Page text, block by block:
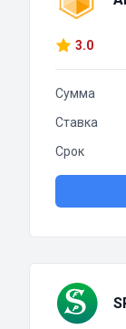
3.0
Сумма
Ставка
Срок